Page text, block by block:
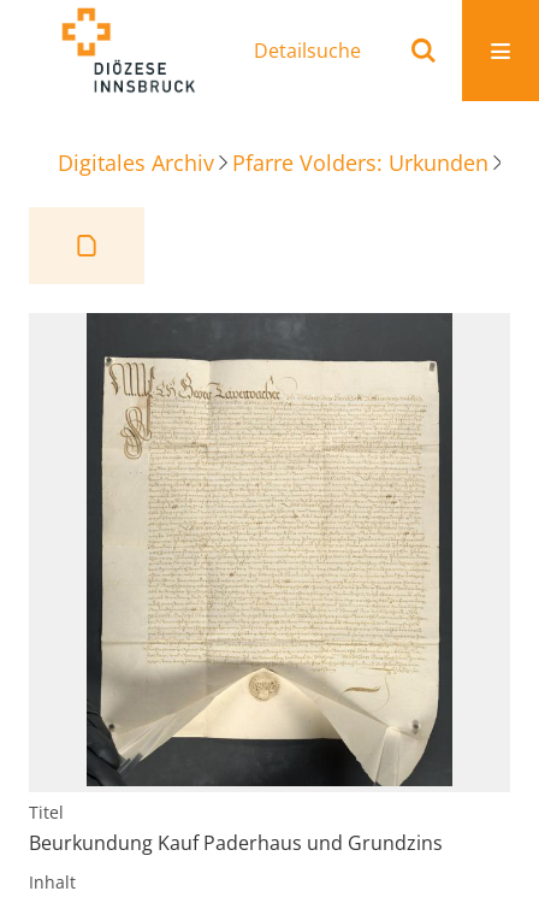
Detailsuche
Digitales Archiv Pfarre Volders: Urkunden
Titel
Beurkundung Kauf Paderhaus und Grundzins
Inhalt